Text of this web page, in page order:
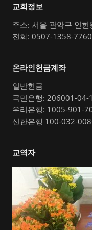
교회정보
주소: 서울 관악구 인
전화: 0507-1358-7760
온라인헌금계좌
일반헌금
국민은행: 206001-04-
우리은행: 1005-901-
신한은행 100-032-
교역자